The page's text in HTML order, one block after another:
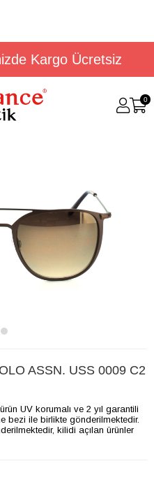
Kargo Ücretsiz
0
ASSN. USS 0009 C2
UV korumalı ve 2 yıl garantili
bezi ile birlikte gönderilmektedir.
kilidi açılan ürünler